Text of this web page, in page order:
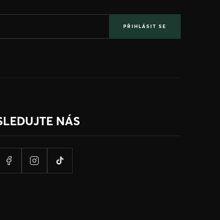
PŘIHLÁSIT SE
NÁS